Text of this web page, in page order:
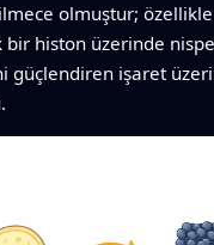
olmuştur;
histon üzerinde
güçlendiren işaret